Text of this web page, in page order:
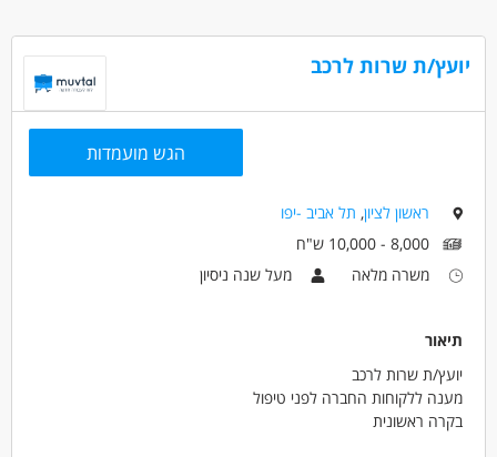
נהגים, רכב ותחבורה - נהג/ת אוטובוס
נהגים, רכב ותחבורה - נהג/ת חלוקה
עבודה לפי שעות
בני 50 פלוס
בני 40 פלוס
דוברי שפות
יועץ/ת שרות לרכב
הגש מועמדות
ראשון לציון, תל אביב -יפו
8,000 - 10,000 ש"ח
משרה מלאה
מעל שנה ניסיון
תיאור
יועץ/ת שרות לרכב
מענה ללקוחות החברה לפני טיפול
בקרה ראשונית